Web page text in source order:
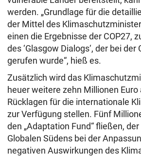
werden. „Grundlage für die
der Mittel des
einen die Ergebnisse der COP27,
des ‘Glasgow Dialogs‘, der bei der
gerufen wurde“, hieß es.
Zusätzlich wird das
heuer weitere zehn Millionen Euro
Rücklagen für die internationale
zur Verfügung stellen. Fünf
den „Adaptation Fund“ fließen,
Globalen Südens bei der
negativen Auswirkungen des